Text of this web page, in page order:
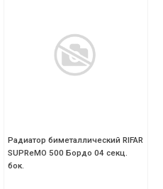
Радиатор биметаллический RIFAR
SUPReMO 500 Бордо 04 секц.
бок.